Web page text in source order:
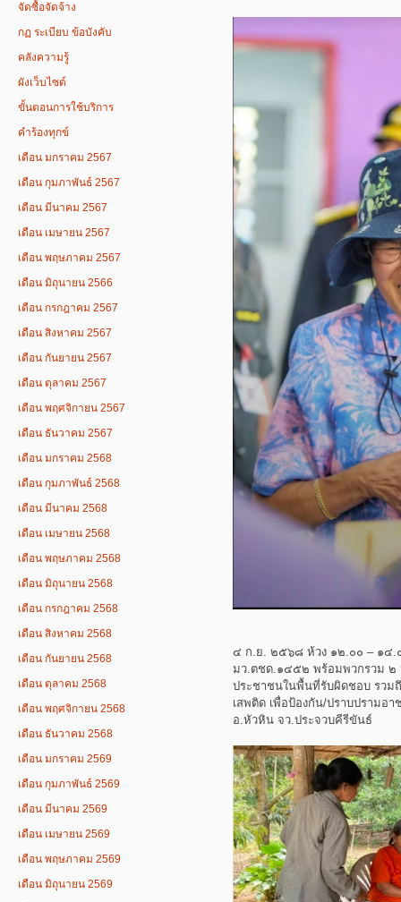
จัดซื้อจัดจ้าง
กฏ ระเบียบ ข้อบังคับ
คลังความรู้
ผังเว็บไซต์
ขั้นตอนการใช้บริการ
คำร้องทุกข์
เดือน มกราคม 2567
เดือน กุมภาพันธ์ 2567
เดือน มีนาคม 2567
เดือน เมษายน 2567
เดือน พฤษภาคม 2567
เดือน มิถุนายน 2566
เดือน กรกฎาคม 2567
เดือน สิงหาคม 2567
เดือน กันยายน 2567
เดือน ตุลาคม 2567
เดือน พฤศจิกายน 2567
เดือน ธันวาคม 2567
เดือน มกราคม 2568
เดือน กุมภาพันธ์ 2568
เดือน มีนาคม 2568
เดือน เมษายน 2568
เดือน พฤษภาคม 2568
เดือน มิถุนายน 2568
เดือน กรกฎาคม 2568
เดือน สิงหาคม 2568
เดือน กันยายน 2568
เดือน ตุลาคม 2568
เดือน พฤศจิกายน 2568
เดือน ธันวาคม 2568
เดือน มกราคม 2569
เดือน กุมภาพันธ์ 2569
เดือน มีนาคม 2569
เดือน เมษายน 2569
เดือน พฤษภาคม 2569
เดือน มิถุนายน 2569
๔ ก.ย. ๒๕๖๘ ห้วง ๑๒.๐๐ – ๑๔.
มว.ตชด.๑๔๕๒ พร้อมพวกรวม ๒
ประชาชนในพื้นที่รับผิดชอบ รวม
เสพติด เพื่อป้องกัน/ปราบปราม
อ.หัวหิน จว.ประจวบคีรีขันธ์